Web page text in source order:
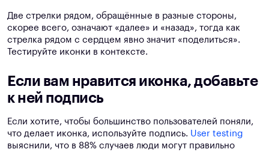
Две стрелки рядом, обращённые в разные стороны,
скорее всего, означают «далее» и «назад», тогда как
стрелка рядом с сердцем явно значит «поделиться».
Тестируйте иконки в контексте.
Если вам нравится иконка, добавьте
к ней подпись
Если хотите, чтобы большинство пользователей поняли,
что делает иконка, используйте подпись. User testing
выяснили, что в 88% случаев люди могут правильно